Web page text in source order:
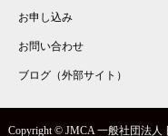
お申し込み
お問い合わせ
ブログ（外部サイト）
Copyright © JMCA 一般社団法人